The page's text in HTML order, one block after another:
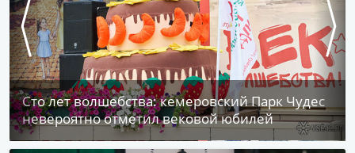
Сто лет волшебства: кемеровский Парк Чудес
невероятно отметил вековой юбилей